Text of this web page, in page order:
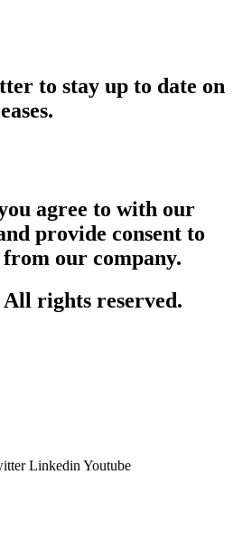
to stay up to date on
agree to with our
provide consent to
our company.
rights reserved.
Linkedin Youtube